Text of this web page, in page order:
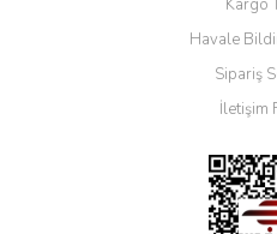
Ürün resmi kalitesiz, bozuk
Ürün açıklamasında eksik
Ürün bilgilerinde hatalar
Ürün fiyatı diğer sitelerden daha
Kargo
Havale
Sipariş
İletişim